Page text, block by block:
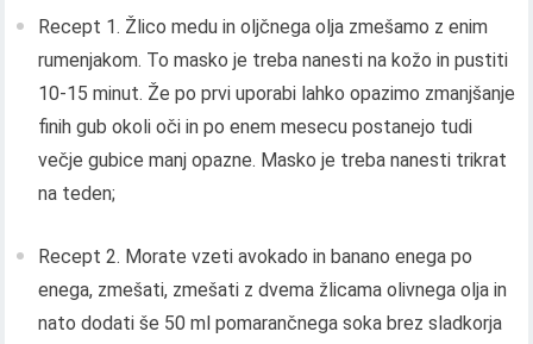
Recept 1. Žlico medu in oljčnega olja zmešamo z enim
rumenjakom. To masko je treba nanesti na kožo in pustiti
10-15 minut. Že po prvi uporabi lahko opazimo zmanjšanje
finih gub okoli oči in po enem mesecu postanejo tudi
večje gubice manj opazne. Masko je treba nanesti trikrat
na teden;
Recept 2. Morate vzeti avokado in banano enega po
enega, zmešati, zmešati z dvema žlicama olivnega olja in
nato dodati še 50 ml pomarančnega soka brez sladkorja